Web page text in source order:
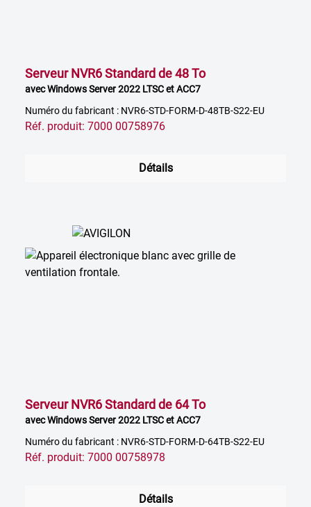
Serveur NVR6 Standard de 48 To
avec Windows Server 2022 LTSC et ACC7
Numéro du fabricant : NVR6-STD-FORM-D-48TB-S22-EU
Réf. produit: 7000 00758976
Détails
Serveur NVR6 Standard de 64 To
avec Windows Server 2022 LTSC et ACC7
Numéro du fabricant : NVR6-STD-FORM-D-64TB-S22-EU
Réf. produit: 7000 00758978
Détails